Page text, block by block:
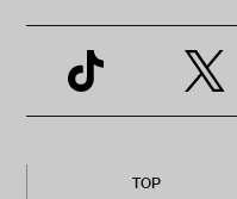
TOP